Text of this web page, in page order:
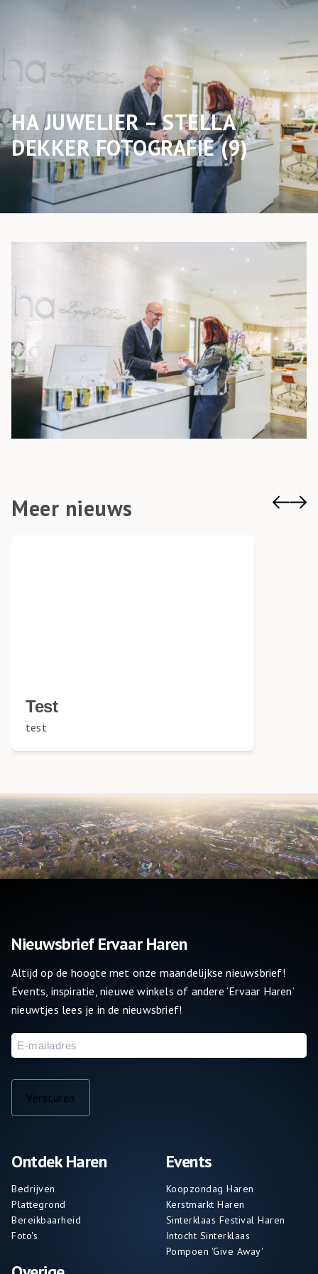
HA JUWELIER – STELLA
DEKKER FOTOGRAFIE (9)
Meer nieuws
Test
test
Ontdek Haren
Bedrijven
Plattegrond
Bereikbaarheid
Foto's
Events
Koopzondag Haren
Kerstmarkt Haren
Sinterklaas Festival Haren
Intocht Sinterklaas
Pompoen 'Give Away'
Nieuwsbrief Ervaar Haren
Altijd op de hoogte met onze maandelijkse nieuwsbrief!
Events, inspiratie, nieuwe winkels of andere ‘Ervaar Haren’
nieuwtjes lees je in de nieuwsbrief!
E-
mailadres
Versturen